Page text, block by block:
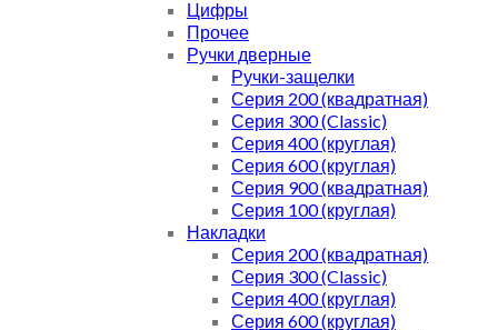
Цифры
Прочее
Ручки дверные
Ручки-защелки
Серия 200 (квадратная)
Серия 300 (Classic)
Серия 400 (круглая)
Серия 600 (круглая)
Серия 900 (квадратная)
Серия 100 (круглая)
Накладки
Серия 200 (квадратная)
Серия 300 (Classic)
Серия 400 (круглая)
Серия 600 (круглая)